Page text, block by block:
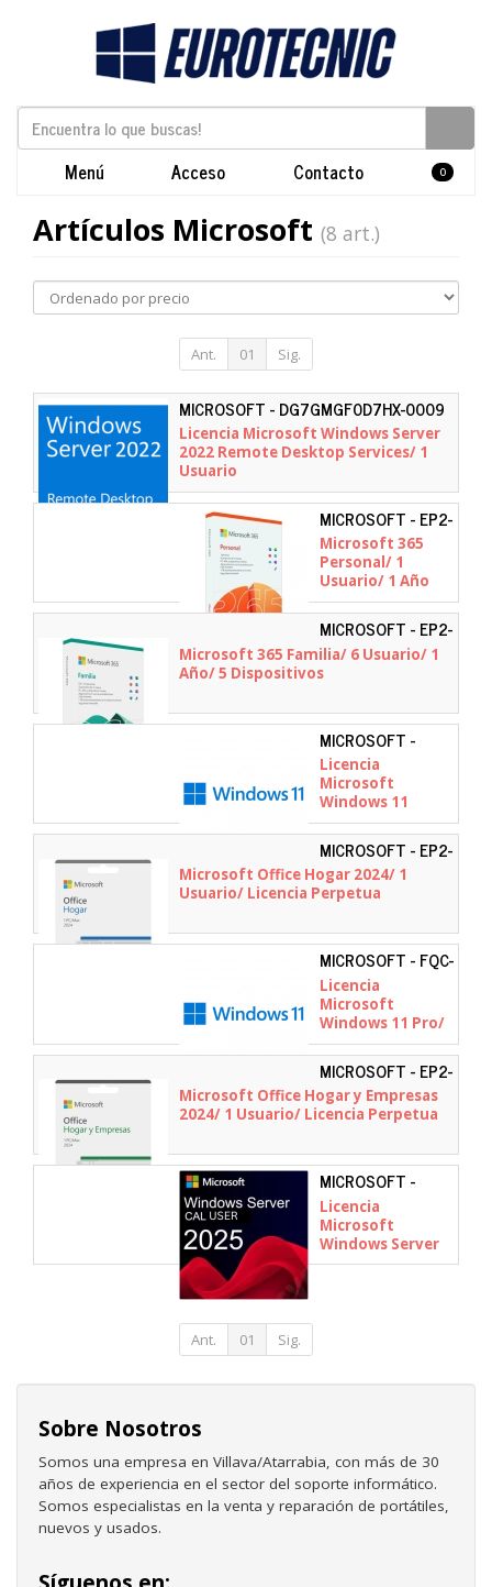
Menú Acceso Contacto 0
Artículos Microsoft (8 art.)
Ant. 01 Sig.
MICROSOFT - DG7GMGF0D7HX-0009
Licencia Microsoft Windows Server
2022 Remote Desktop Services/ 1
Usuario
MICROSOFT - EP2-
32467
Microsoft 365
Personal/ 1
Usuario/ 1 Año
MICROSOFT - EP2-
32395
Microsoft 365 Familia/ 6 Usuario/ 1
Año/ 5 Dispositivos
MICROSOFT -
KW9-00656
Licencia
Microsoft
Windows 11
Home/ 1 Usuario
MICROSOFT - EP2-
06873
Microsoft Office Hogar 2024/ 1
Usuario/ Licencia Perpetua
MICROSOFT - FQC-
10552
Licencia
Microsoft
Windows 11 Pro/
1 Usuario
MICROSOFT - EP2-
06686
Microsoft Office Hogar y Empresas
2024/ 1 Usuario/ Licencia Perpetua
MICROSOFT -
P77112-B21
Licencia
Microsoft
Windows Server
2025/ CAL/ 5
Ant. 01 Sig.
Sobre Nosotros
Somos una empresa en Villava/Atarrabia, con más de 30
años de experiencia en el sector del soporte informático.
Somos especialistas en la venta y reparación de portátiles,
nuevos y usados.